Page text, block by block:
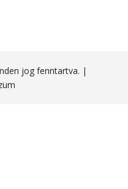
jog fenntartva. |